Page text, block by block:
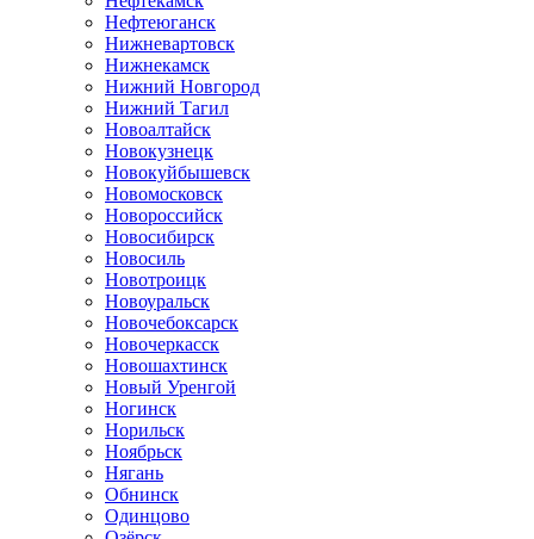
Нефтеюганск
Нижневартовск
Нижнекамск
Нижний Новгород
Нижний Тагил
Новоалтайск
Новокузнецк
Новокуйбышевск
Новомосковск
Новороссийск
Новосибирск
Новосиль
Новотроицк
Новоуральск
Новочебоксарск
Новочеркасск
Новошахтинск
Новый Уренгой
Ногинск
Норильск
Ноябрьск
Нягань
Обнинск
Одинцово